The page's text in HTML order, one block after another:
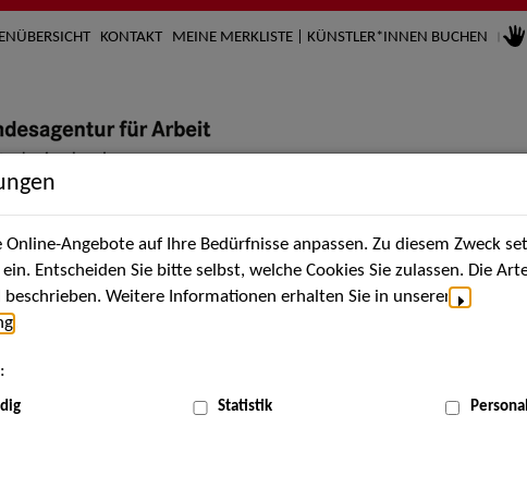
KONTAKT MEINE MERKLISTE | KÜNSTLER*INNEN BUCHEN
Künstler*innen Über uns Aktuelles Termine
MENÜ
Angebote auf Ihre Bedürfnisse anpassen. Zu diesem Zweck
Entscheiden Sie bitte selbst, welche Cookies Sie zulassen. Die
Weitere Informationen erhalten Sie in unserer
Statistik